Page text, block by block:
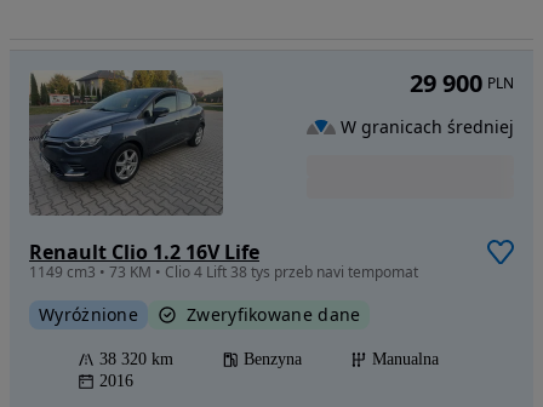
Renault Clio 1.2 16V Life
1149 cm3 • 73 KM • Clio 4 Lift 38 tys przeb navi tempomat
Wyróżnione Zweryfikowane dane
38 320 km Benzyna
Manualna
2016
29 900 PLN
W granicach średniej